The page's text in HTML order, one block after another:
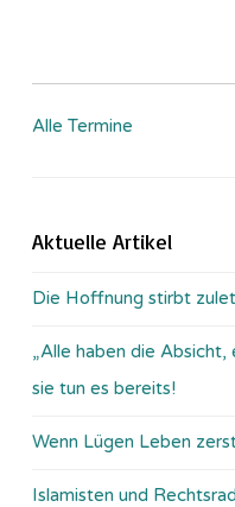
Alle Termine
Aktuelle Artikel
Die Hoffnung stirbt
„Alle haben die Absicht,
sie tun es bereits!
Wenn Lügen Leben
Islamisten und